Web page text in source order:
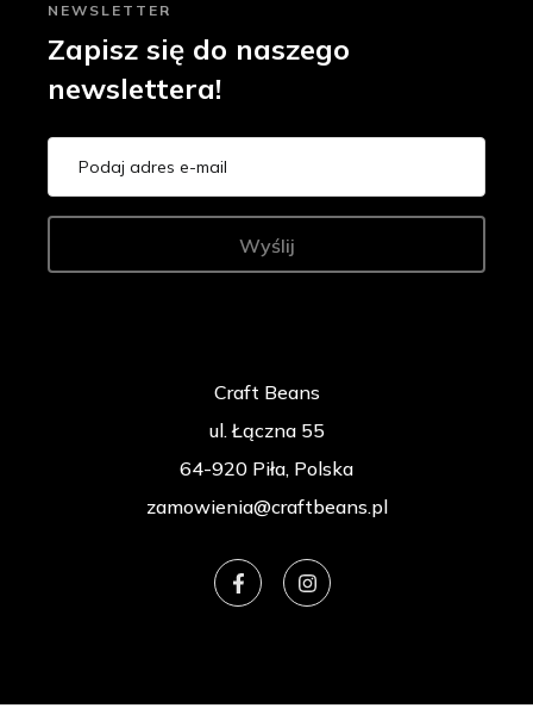
NEWSLETTER
Zapisz się do naszego
newslettera!
Wyślij
Craft Beans
ul. Łączna 55
64-920 Piła, Polska
zamowienia@craftbeans.pl